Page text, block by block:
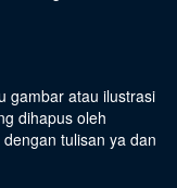
gambar atau ilustrasi
dihapus oleh
tulisan ya dan